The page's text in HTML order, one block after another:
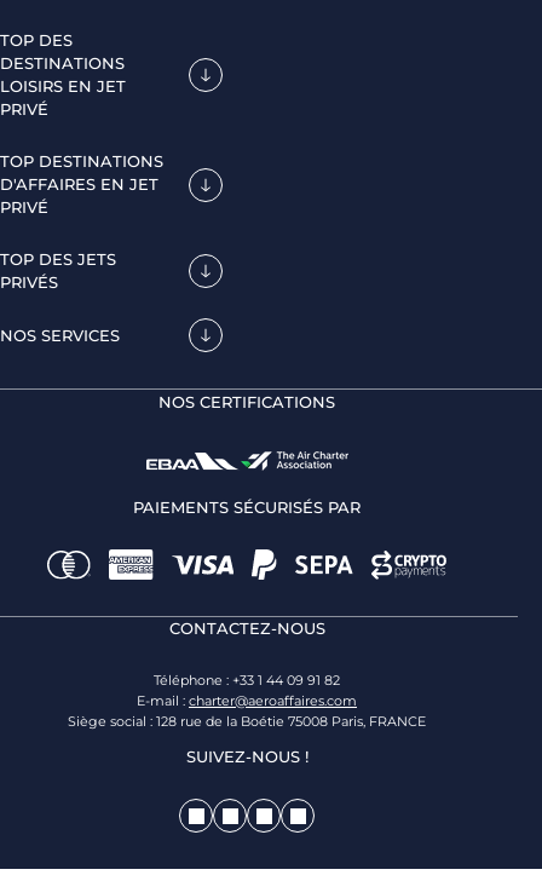
TOP DES
DESTINATIONS
LOISIRS EN JET
PRIVÉ
TOP DESTINATIONS
D'AFFAIRES EN JET
PRIVÉ
TOP DES JETS
PRIVÉS
NOS SERVICES
NOS CERTIFICATIONS
PAIEMENTS SÉCURISÉS PAR
CONTACTEZ-NOUS
Téléphone : +33 1 44 09 91 82
E-mail : charter@aeroaffaires.com
Siège social : 128 rue de la Boétie 75008 Paris, FRANCE
SUIVEZ-NOUS !